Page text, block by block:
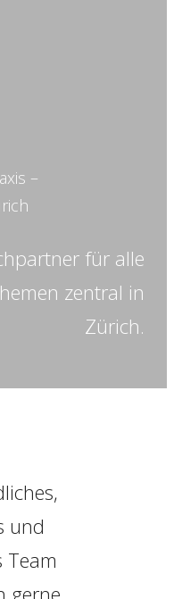
für alle
zentral in
Zürich.
und
Team
gerne